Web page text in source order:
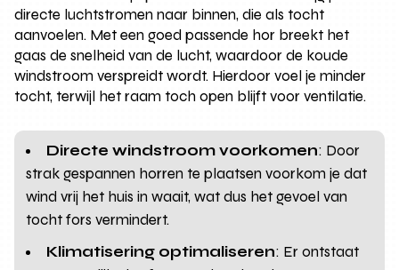
directe luchtstromen naar binnen, die als tocht
aanvoelen. Met een goed passende hor breekt het
gaas de snelheid van de lucht, waardoor de koude
windstroom verspreidt wordt. Hierdoor voel je minder
tocht, terwijl het raam toch open blijft voor ventilatie.
Directe windstroom voorkomen: Door
strak gespannen horren te plaatsen voorkom je dat
wind vrij het huis in waait, wat dus het gevoel van
tocht fors vermindert.
Klimatisering optimaliseren: Er ontstaat